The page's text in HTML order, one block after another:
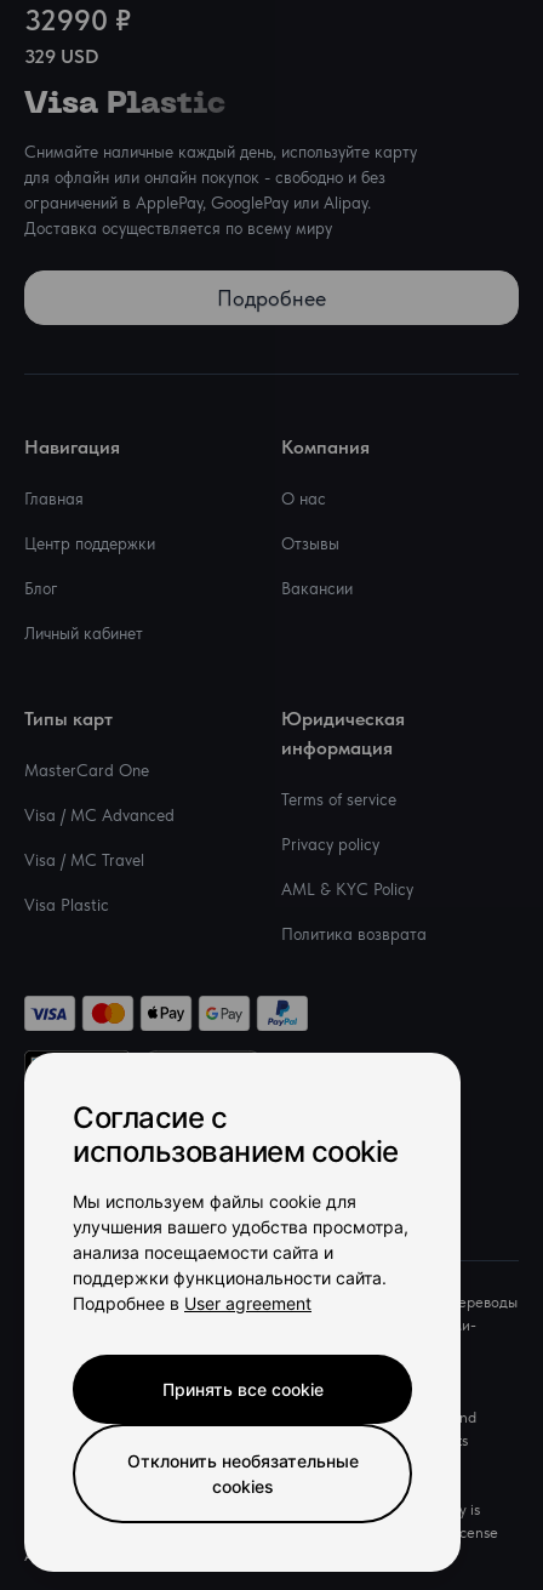
32990 ₽
329 USD
Visa Plastic
Снимайте наличные каждый день, используйте карту
для офлайн или онлайн покупок - свободно и без
ограничений в ApplePay, GooglePay или Alipay.
Доставка осуществляется по всему миру
Подробнее
Навигация
Главная
Центр поддержки
Блог
Личный кабинет
Компания
О нас
Отзывы
Вакансии
Типы карт
MasterCard One
Visa / MC Advanced
Visa / MC Travel
Visa Plastic
Юридическая
информация
Terms of service
Privacy policy
AML & KYC Policy
Политика возврата
Участник рейтинга EXNODE
GoGoCard - финансово-технологическая компания, платежи, переводы
и хранение средств осуществляется лицензированными банками-
сотрудничество - legal@gogocard.me
GoGoCard - financial-technology company, payments, transfers and
storage of funds are carried out by licensed partner banks. All rights
reserved. Legal inquiries and cooperation - legal@gogocard.me
© 2022-2026 GGC - Technology Company Limited. The company is
registered in the public register of legal entities of Dominica with license
AA006232
Согласие с
использованием cookie
Мы используем файлы cookie для
улучшения вашего удобства просмотра,
анализа посещаемости сайта и
поддержки функциональности сайта.
Подробнее в User agreement
Принять все cookie
Отклонить необязательные
cookies